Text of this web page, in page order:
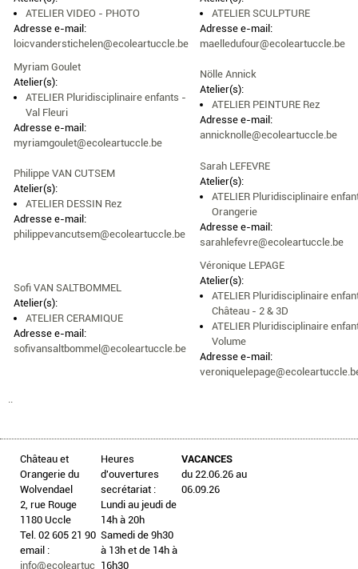
ATELIER VIDEO - PHOTO
Adresse e-mail:
loicvanderstichelen@ecoleartuccle.be
ATELIER SCULPTURE
Adresse e-mail:
maelledufour@ecoleartuccle.be
Myriam Goulet
Atelier(s):
ATELIER Pluridisciplinaire enfants -
Val Fleuri
Adresse e-mail:
myriamgoulet@ecoleartuccle.be
Nölle Annick
Atelier(s):
ATELIER PEINTURE Rez
Adresse e-mail:
annicknolle@ecoleartuccle.be
Philippe VAN CUTSEM
Atelier(s):
ATELIER DESSIN Rez
Adresse e-mail:
philippevancutsem@ecoleartuccle.be
Sarah LEFEVRE
Atelier(s):
ATELIER Pluridisciplinaire
Orangerie
Adresse e-mail:
sarahlefevre@ecoleartuccle.be
Sofi VAN SALTBOMMEL
Atelier(s):
ATELIER CERAMIQUE
Adresse e-mail:
sofivansaltbommel@ecoleartuccle.be
Véronique LEPAGE
Atelier(s):
ATELIER Pluridisciplinaire
Château - 2 & 3D
ATELIER Pluridisciplinaire
Volume
Adresse e-mail:
..
Château et
Orangerie du
Wolvendael
2, rue Rouge
1180 Uccle
Tel. 02 605 21 90
email :
info@ecoleartuc
Heures
d'ouvertures
secrétariat :
Lundi au jeudi de
14h à 20h
Samedi de 9h30
à 13h et de 14h à
16h30
VACANCES
du 22.06.26 au
06.09.26